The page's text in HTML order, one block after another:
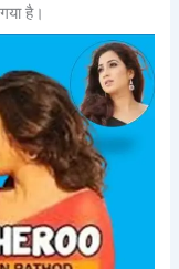
है।